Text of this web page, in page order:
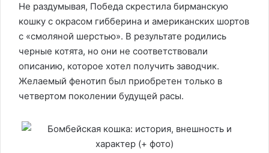
Не раздумывая, Победа скрестила бирманскую
кошку с окрасом гибберина и американских шортов
с «смоляной шерстью». В результате родились
черные котята, но они не соответствовали
описанию, которое хотел получить заводчик.
Желаемый фенотип был приобретен только в
четвертом поколении будущей расы.